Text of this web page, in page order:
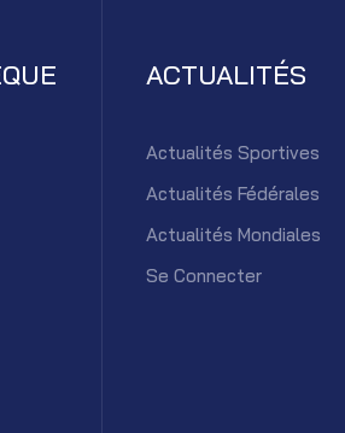
ACTUALITÉS
Actualités Sportives
Actualités Fédérales
Actualités Mondiales
Se Connecter